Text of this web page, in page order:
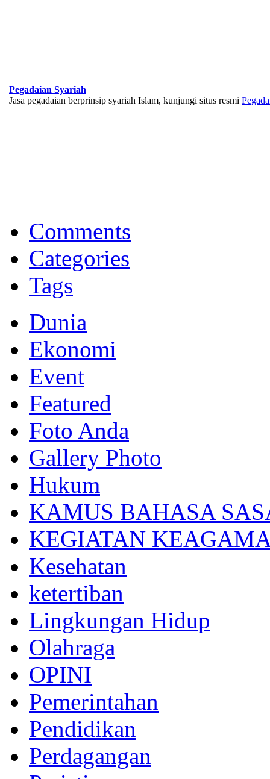
Pegadaian Syariah
Jasa pegadaian berprinsip syariah Islam, kunjungi situs resmi
Memberikan yang terbaik sesuai kaidah Islam, kunjungi situs resmi
Comments
Categories
Tags
Dunia
Ekonomi
Event
Featured
Foto Anda
Gallery Photo
Hukum
KAMUS BAHASA
KEGIATAN
Kesehatan
ketertiban
Lingkungan Hidup
Olahraga
OPINI
Pemerintahan
Pendidikan
Perdagangan